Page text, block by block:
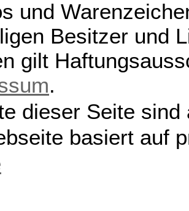
und
Besitzer und
gilt
.
dieser Seite
basiert auf